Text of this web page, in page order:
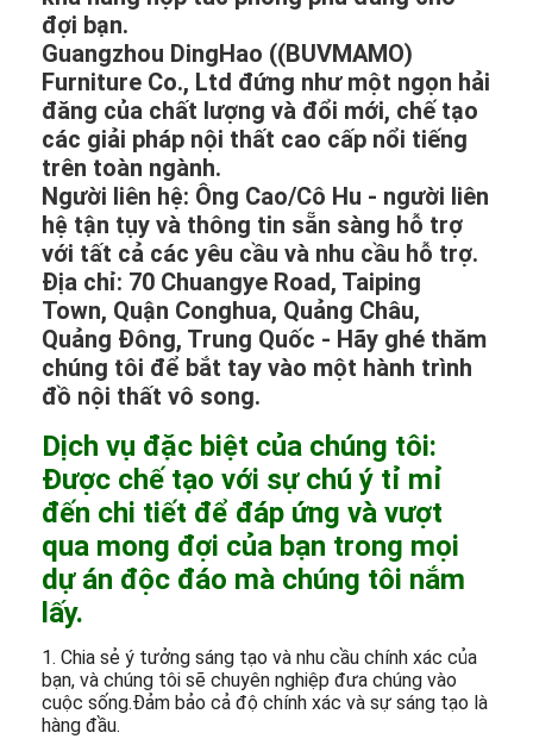
đợi bạn.
Guangzhou DingHao ((BUVMAMO)
Furniture Co., Ltd đứng như một ngọn hải
đăng của chất lượng và đổi mới, chế tạo
các giải pháp nội thất cao cấp nổi tiếng
trên toàn ngành.
Người liên hệ: Ông Cao/Cô Hu - người liên
hệ tận tụy và thông tin sẵn sàng hỗ trợ
với tất cả các yêu cầu và nhu cầu hỗ trợ.
Địa chỉ: 70 Chuangye Road, Taiping
Town, Quận Conghua, Quảng Châu,
Quảng Đông, Trung Quốc - Hãy ghé thăm
chúng tôi để bắt tay vào một hành trình
đồ nội thất vô song.
Dịch vụ đặc biệt của chúng tôi:
Được chế tạo với sự chú ý tỉ mỉ
đến chi tiết để đáp ứng và vượt
qua mong đợi của bạn trong mọi
dự án độc đáo mà chúng tôi nắm
lấy.
1. Chia sẻ ý tưởng sáng tạo và nhu cầu chính xác của
bạn, và chúng tôi sẽ chuyên nghiệp đưa chúng vào
cuộc sống.Đảm bảo cả độ chính xác và sự sáng tạo là
hàng đầu.